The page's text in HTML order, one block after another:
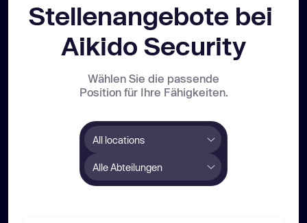
Stellenangebote bei
Aikido Security
Wählen Sie die passende
Position für Ihre Fähigkeiten.